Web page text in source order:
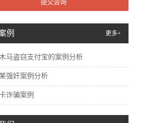
提交咨询
例 更多+
马盗窃支付宝的案例分析
强奸案例分析
诈骗案例